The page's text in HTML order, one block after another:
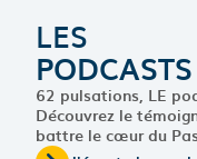
LES
PODCASTS
62 pulsations, LE
Découvrez le
battre le cœur du